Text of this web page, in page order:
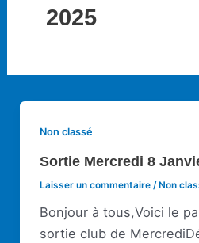
2025
Non classé
Sortie Mercredi 8
Laisser un commentaire / Non
Bonjour à tous,Voici le
sortie club de